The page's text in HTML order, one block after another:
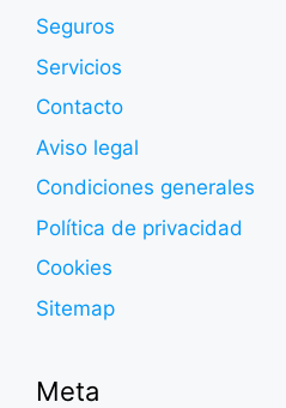
Seguros
Servicios
Contacto
Aviso legal
Condiciones generales
Política de privacidad
Cookies
Sitemap
Meta